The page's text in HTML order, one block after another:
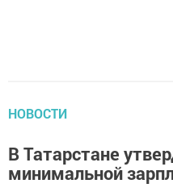
НОВОСТИ
В Татарстане
минимальной